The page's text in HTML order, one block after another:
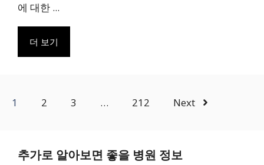
에 대한 ...
더 보기
1 2 3 … 212 Next
추가로 알아보면 좋을 병원 정보